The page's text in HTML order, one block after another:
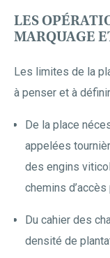
LES
MARQUAGE
Les limites de la
à penser et à
De la place
appelées
des engins
chemins
Du cahier des
densité de